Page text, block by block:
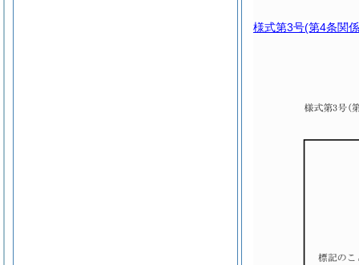
様式第3号(第4条関